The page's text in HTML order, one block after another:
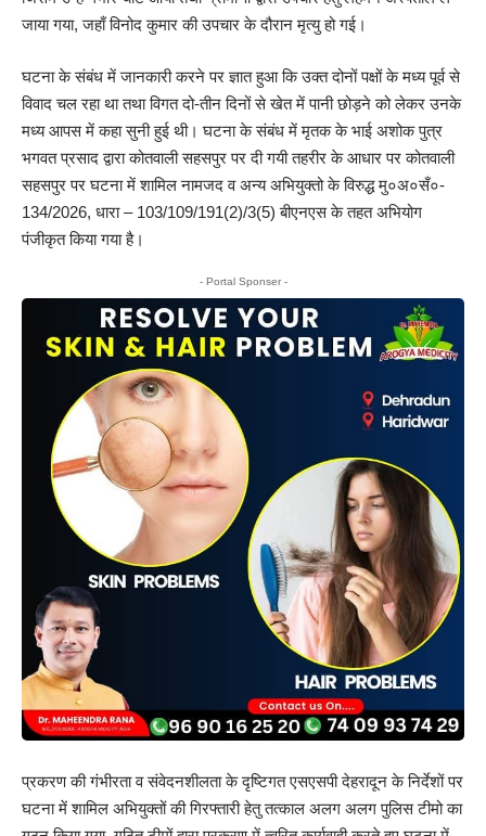
जाया गया, जहाँ विनोद कुमार की उपचार के दौरान मृत्यु हो गई।
घटना के संबंध में जानकारी करने पर ज्ञात हुआ कि उक्त दोनों पक्षों के मध्य पूर्व से
विवाद चल रहा था तथा विगत दो-तीन दिनों से खेत में पानी छोड़ने को लेकर उनके
मध्य आपस में कहा सुनी हुई थी। घटना के संबंध में मृतक के भाई अशोक पुत्र
भगवत प्रसाद द्वारा कोतवाली सहसपुर पर दी गयी तहरीर के आधार पर कोतवाली
सहसपुर पर घटना में शामिल नामजद व अन्य अभियुक्तो के विरुद्ध मु०अ०सँ०-
134/2026, धारा – 103/109/191(2)/3(5) बीएनएस के तहत अभियोग
पंजीकृत किया गया है।
- Portal Sponser -
प्रकरण की गंभीरता व संवेदनशीलता के दृष्टिगत एसएसपी देहरादून के निर्देशों पर
घटना में शामिल अभियुक्तों की गिरफ्तारी हेतु तत्काल अलग अलग पुलिस टीमो का